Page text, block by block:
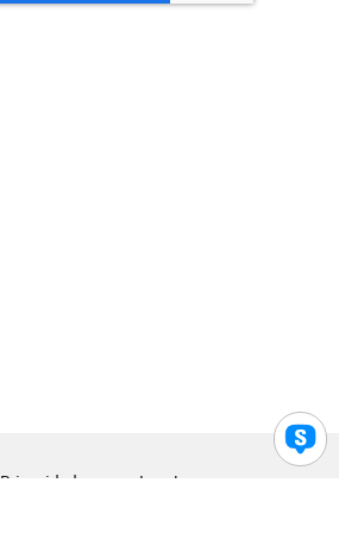
Privacidad Legal